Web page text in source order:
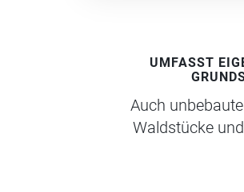
UMFASST
Auch
Waldstücke